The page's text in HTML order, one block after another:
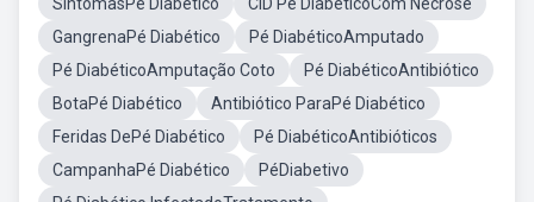
GangrenaPé Diabético
Pé DiabéticoAmputado
Pé DiabéticoAmputação Coto
Pé DiabéticoAntibiótico
BotaPé Diabético
Antibiótico ParaPé Diabético
Feridas DePé Diabético
Pé DiabéticoAntibióticos
CampanhaPé Diabético
PéDiabetivo